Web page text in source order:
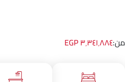
من:٣٬٣٤١٬٨٨٤ EGP